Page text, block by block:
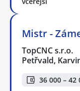
Mistr -
TopCNC s.r.o.
Petřvald,
36 000 – 42